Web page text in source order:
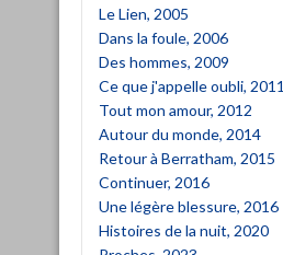
Le Lien, 2005
Dans la foule, 2006
Des hommes, 2009
Ce que j'appelle oubli, 2011
Tout mon amour, 2012
Autour du monde, 2014
Retour à Berratham, 2015
Continuer, 2016
Une légère blessure, 2016
Histoires de la nuit, 2020